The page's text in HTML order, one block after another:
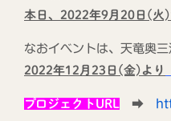
本日、2022年9月20日(
なおイベントは、天竜奥
2022年12月23日(金)より
プロジェクトURL ➡